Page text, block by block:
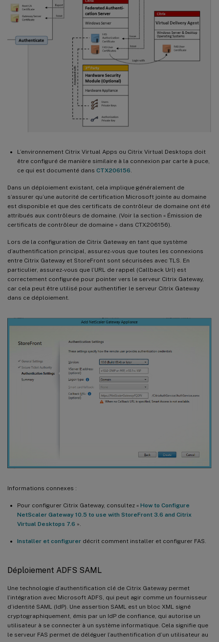
L’environnement Citrix Virtual Apps ou Citrix Virtual Desktops doit
être configuré de manière similaire à la connexion par carte à puce,
ce qui est documenté dans CTX206156
Dans un déploiement existant, cela implique généralement de
s’assurer qu’une autorité de certification Microsoft jointe au domaine
est disponible et que des certificats de contrôleur de domaine ont été
attribués aux contrôleurs de domaine. (Voir la section « Émission de
certificats de contrôleur de domaine » dans CTX206156).
Lors de la configuration de Citrix Gateway en tant que système
d’authentification principal, assurez-vous que toutes les connexions
entre Citrix Gateway et StoreFront sont sécurisées avec TLS. En
particulier, assurez-vous que l’URL de rappel (Callback Url) est
correctement configurée pour pointer vers le serveur Citrix Gateway,
car cela peut être utilisé pour authentifier le serveur Citrix Gateway
dans ce déploiement.
Informations connexes :
Pour configurer Citrix Gateway, consultez « How to Configure
NetScaler Gateway 10.5 to use with StoreFront 3.6 and Citrix
Virtual Desktops 7.6 ».
Installer et configurer décrit comment installer et configurer FAS.
Déploiement ADFS SAML
Une technologie d’authentification clé de Citrix Gateway permet
l’intégration avec Microsoft ADFS, qui peut agir comme un fournisseur
d’identité SAML (IdP). Une assertion SAML est un bloc XML signé
cryptographiquement, émis par un IdP de confiance, qui autorise un
utilisateur à se connecter à un système informatique. Cela signifie que
le serveur FAS permet de déléguer l’authentification d’un utilisateur au